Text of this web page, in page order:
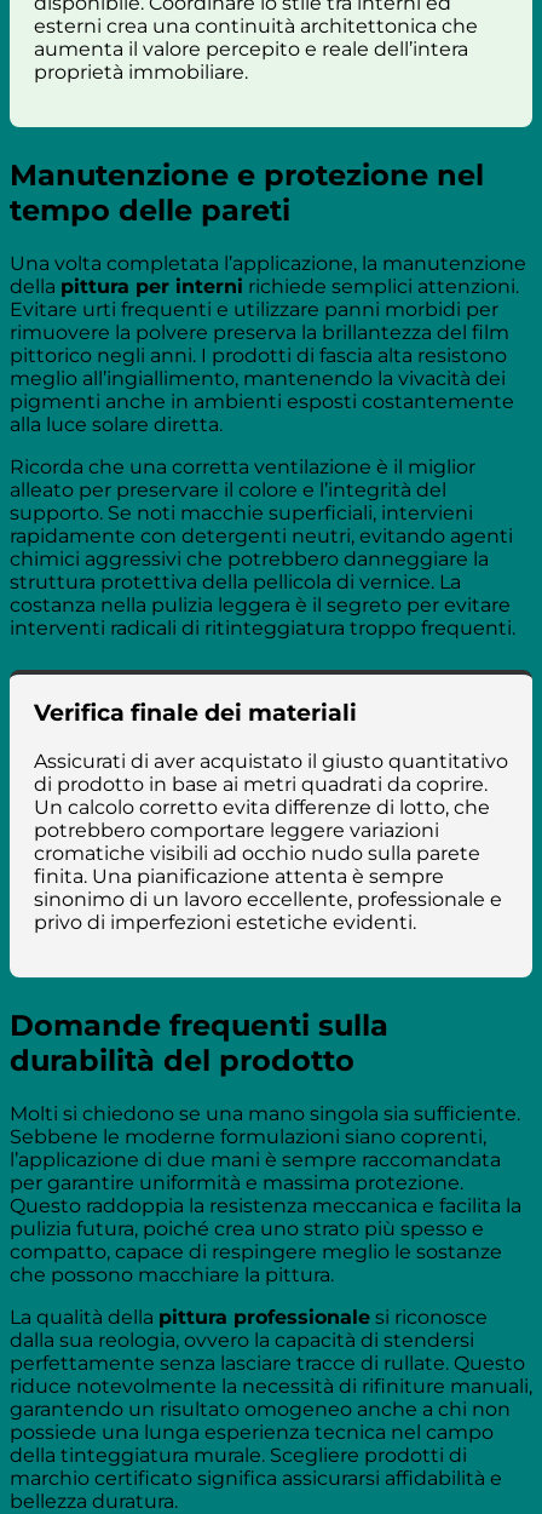
esterni crea una continuità architettonica che
aumenta il valore percepito e reale dell’intera
proprietà immobiliare.
Manutenzione e protezione nel
tempo delle pareti
Una volta completata l’applicazione, la manutenzione
della pittura per interni richiede semplici attenzioni.
Evitare urti frequenti e utilizzare panni morbidi per
rimuovere la polvere preserva la brillantezza del film
pittorico negli anni. I prodotti di fascia alta resistono
meglio all’ingiallimento, mantenendo la vivacità dei
pigmenti anche in ambienti esposti costantemente
alla luce solare diretta.
Ricorda che una corretta ventilazione è il miglior
alleato per preservare il colore e l’integrità del
supporto. Se noti macchie superficiali, intervieni
rapidamente con detergenti neutri, evitando agenti
chimici aggressivi che potrebbero danneggiare la
struttura protettiva della pellicola di vernice. La
costanza nella pulizia leggera è il segreto per evitare
interventi radicali di ritinteggiatura troppo frequenti.
Verifica finale dei materiali
Assicurati di aver acquistato il giusto quantitativo
di prodotto in base ai metri quadrati da coprire.
Un calcolo corretto evita differenze di lotto, che
potrebbero comportare leggere variazioni
cromatiche visibili ad occhio nudo sulla parete
finita. Una pianificazione attenta è sempre
sinonimo di un lavoro eccellente, professionale e
privo di imperfezioni estetiche evidenti.
Domande frequenti sulla
durabilità del prodotto
Molti si chiedono se una mano singola sia sufficiente.
Sebbene le moderne formulazioni siano coprenti,
l’applicazione di due mani è sempre raccomandata
per garantire uniformità e massima protezione.
Questo raddoppia la resistenza meccanica e facilita la
pulizia futura, poiché crea uno strato più spesso e
compatto, capace di respingere meglio le sostanze
che possono macchiare la pittura.
La qualità della pittura professionale si riconosce
dalla sua reologia, ovvero la capacità di stendersi
perfettamente senza lasciare tracce di rullate. Questo
riduce notevolmente la necessità di rifiniture manuali,
garantendo un risultato omogeneo anche a chi non
possiede una lunga esperienza tecnica nel campo
della tinteggiatura murale. Scegliere prodotti di
marchio certificato significa assicurarsi affidabilità e
bellezza duratura.